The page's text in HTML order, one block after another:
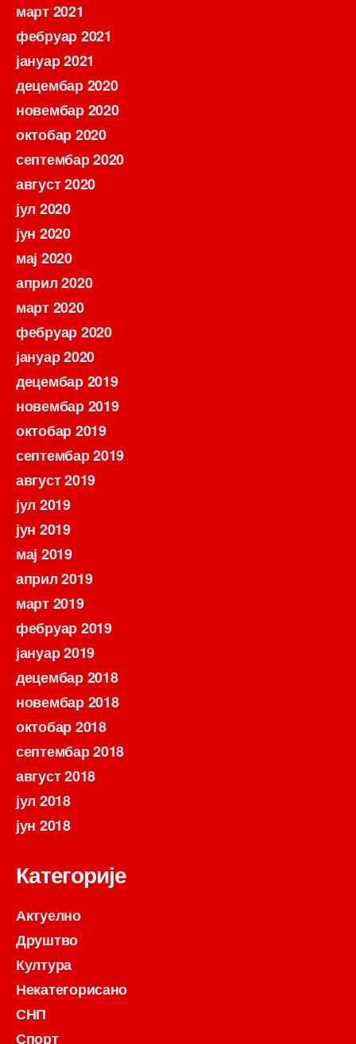
март 2021
фебруар 2021
јануар 2021
децембар 2020
новембар 2020
октобар 2020
септембар 2020
август 2020
јул 2020
јун 2020
мај 2020
април 2020
март 2020
фебруар 2020
јануар 2020
децембар 2019
новембар 2019
октобар 2019
септембар 2019
август 2019
јул 2019
јун 2019
мај 2019
април 2019
март 2019
фебруар 2019
јануар 2019
децембар 2018
новембар 2018
октобар 2018
септембар 2018
август 2018
јул 2018
јун 2018
Категорије
Актуелно
Друштво
Култура
Некатегорисано
СНП
Спорт